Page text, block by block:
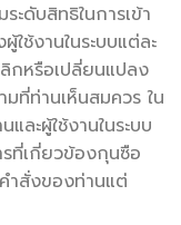
ะดับสิทธิในการเข้า
ช้งานในระบบแต่ละ
กหรือเปลี่ยนแปลง
มที่ท่านเห็นสมควร ใน
ละผู้ใช้งานในระบบ
ที่เกี่ยวข้องกุนซือ
ำสั่งของท่านแต่